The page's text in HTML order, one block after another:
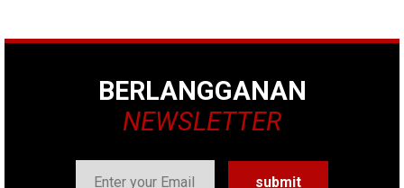
BERLANGGANAN
NEWSLETTER